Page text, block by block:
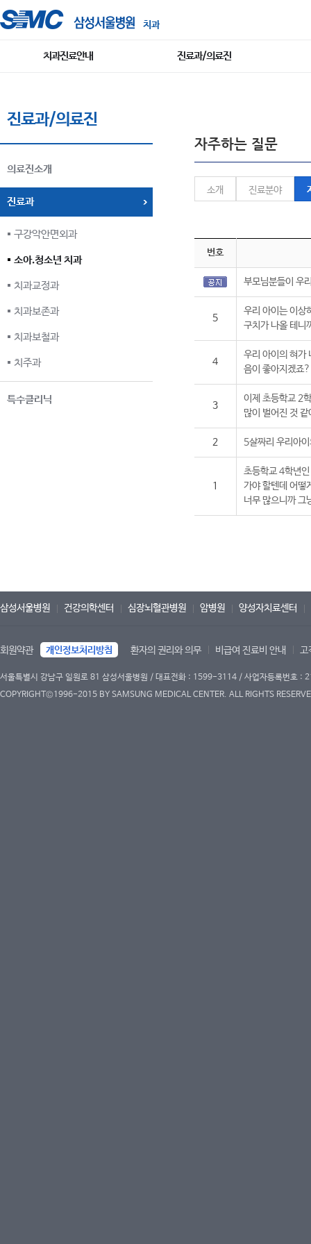
치과
치과진료안내 진료과/의료진
진료과/의료진
의료진소개
진료과
구강악안면외과
소아.청소년 치과
치과교정과
치과보존과
치과보철과
치주과
특수클리닉
자주하는 질문
소개 진료분야
번호
부모님분들이 우
5
우리 아이는 이상
구치가 나올 테니
4
우리 아이의 혀가
음이 좋아지겠죠?
3
이제 초등학교 2
많이 벌어진 것
2 5살짜리 우리아
1
초등학교 4학년
가야 할텐데 어떻
너무 많으니까 그
삼성서울병원 건강의학센터 심장뇌혈관병원 암병원 양성자치료센터
회원약관 개인정보처리방침 환자의 권리와 의무 비급여 진료비 안내 고
서울특별시 강남구 일원로 81 삼성서울병원 / 대표전화 : 1599-3114 / 사업자등록번호
COPYRIGHT©1996-2015 BY SAMSUNG MEDICAL CENTER. ALL RIGHTS